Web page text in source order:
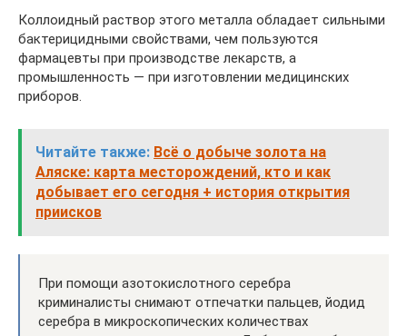
Коллоидный раствор этого металла обладает сильными
бактерицидными свойствами, чем пользуются
фармацевты при производстве лекарств, а
промышленность — при изготовлении медицинских
приборов.
Читайте также: Всё о добыче золота на
Аляске: карта месторождений, кто и как
добывает его сегодня + история открытия
приисков
При помощи азотокислотного серебра
криминалисты снимают отпечатки пальцев, йодид
серебра в микроскопических количествах